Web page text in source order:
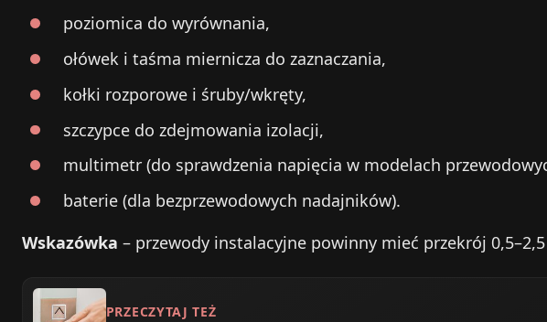
poziomica do wyrównania,
ołówek i taśma miernicza do zaznaczania,
kołki rozporowe i śruby/wkręty,
szczypce do zdejmowania izolacji,
multimetr (do sprawdzenia napięcia w modelach
baterie (dla bezprzewodowych nadajników).
Wskazówka – przewody instalacyjne powinny mieć przekrój 0,5–2,5
PRZECZYTAJ TEŻ